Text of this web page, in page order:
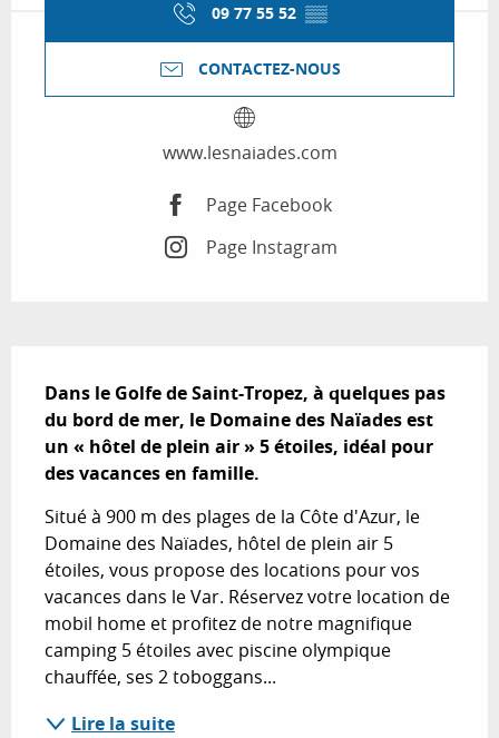
09 77 55 52 ▒▒
CONTACTEZ-NOUS
www.lesnaiades.com
Page Facebook
Page Instagram
Dans le Golfe de Saint-Tropez, à quelques pas
du bord de mer, le Domaine des Naïades est
un « hôtel de plein air » 5 étoiles, idéal pour
des vacances en famille.
Situé à 900 m des plages de la Côte d'Azur, le
Domaine des Naïades, hôtel de plein air 5
étoiles, vous propose des locations pour vos
vacances dans le Var. Réservez votre location de
mobil home et profitez de notre magnifique
camping 5 étoiles avec piscine olympique
chauffée, ses 2 toboggans...
Lire la suite